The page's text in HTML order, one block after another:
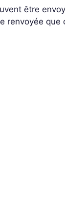
être
renvoyée que